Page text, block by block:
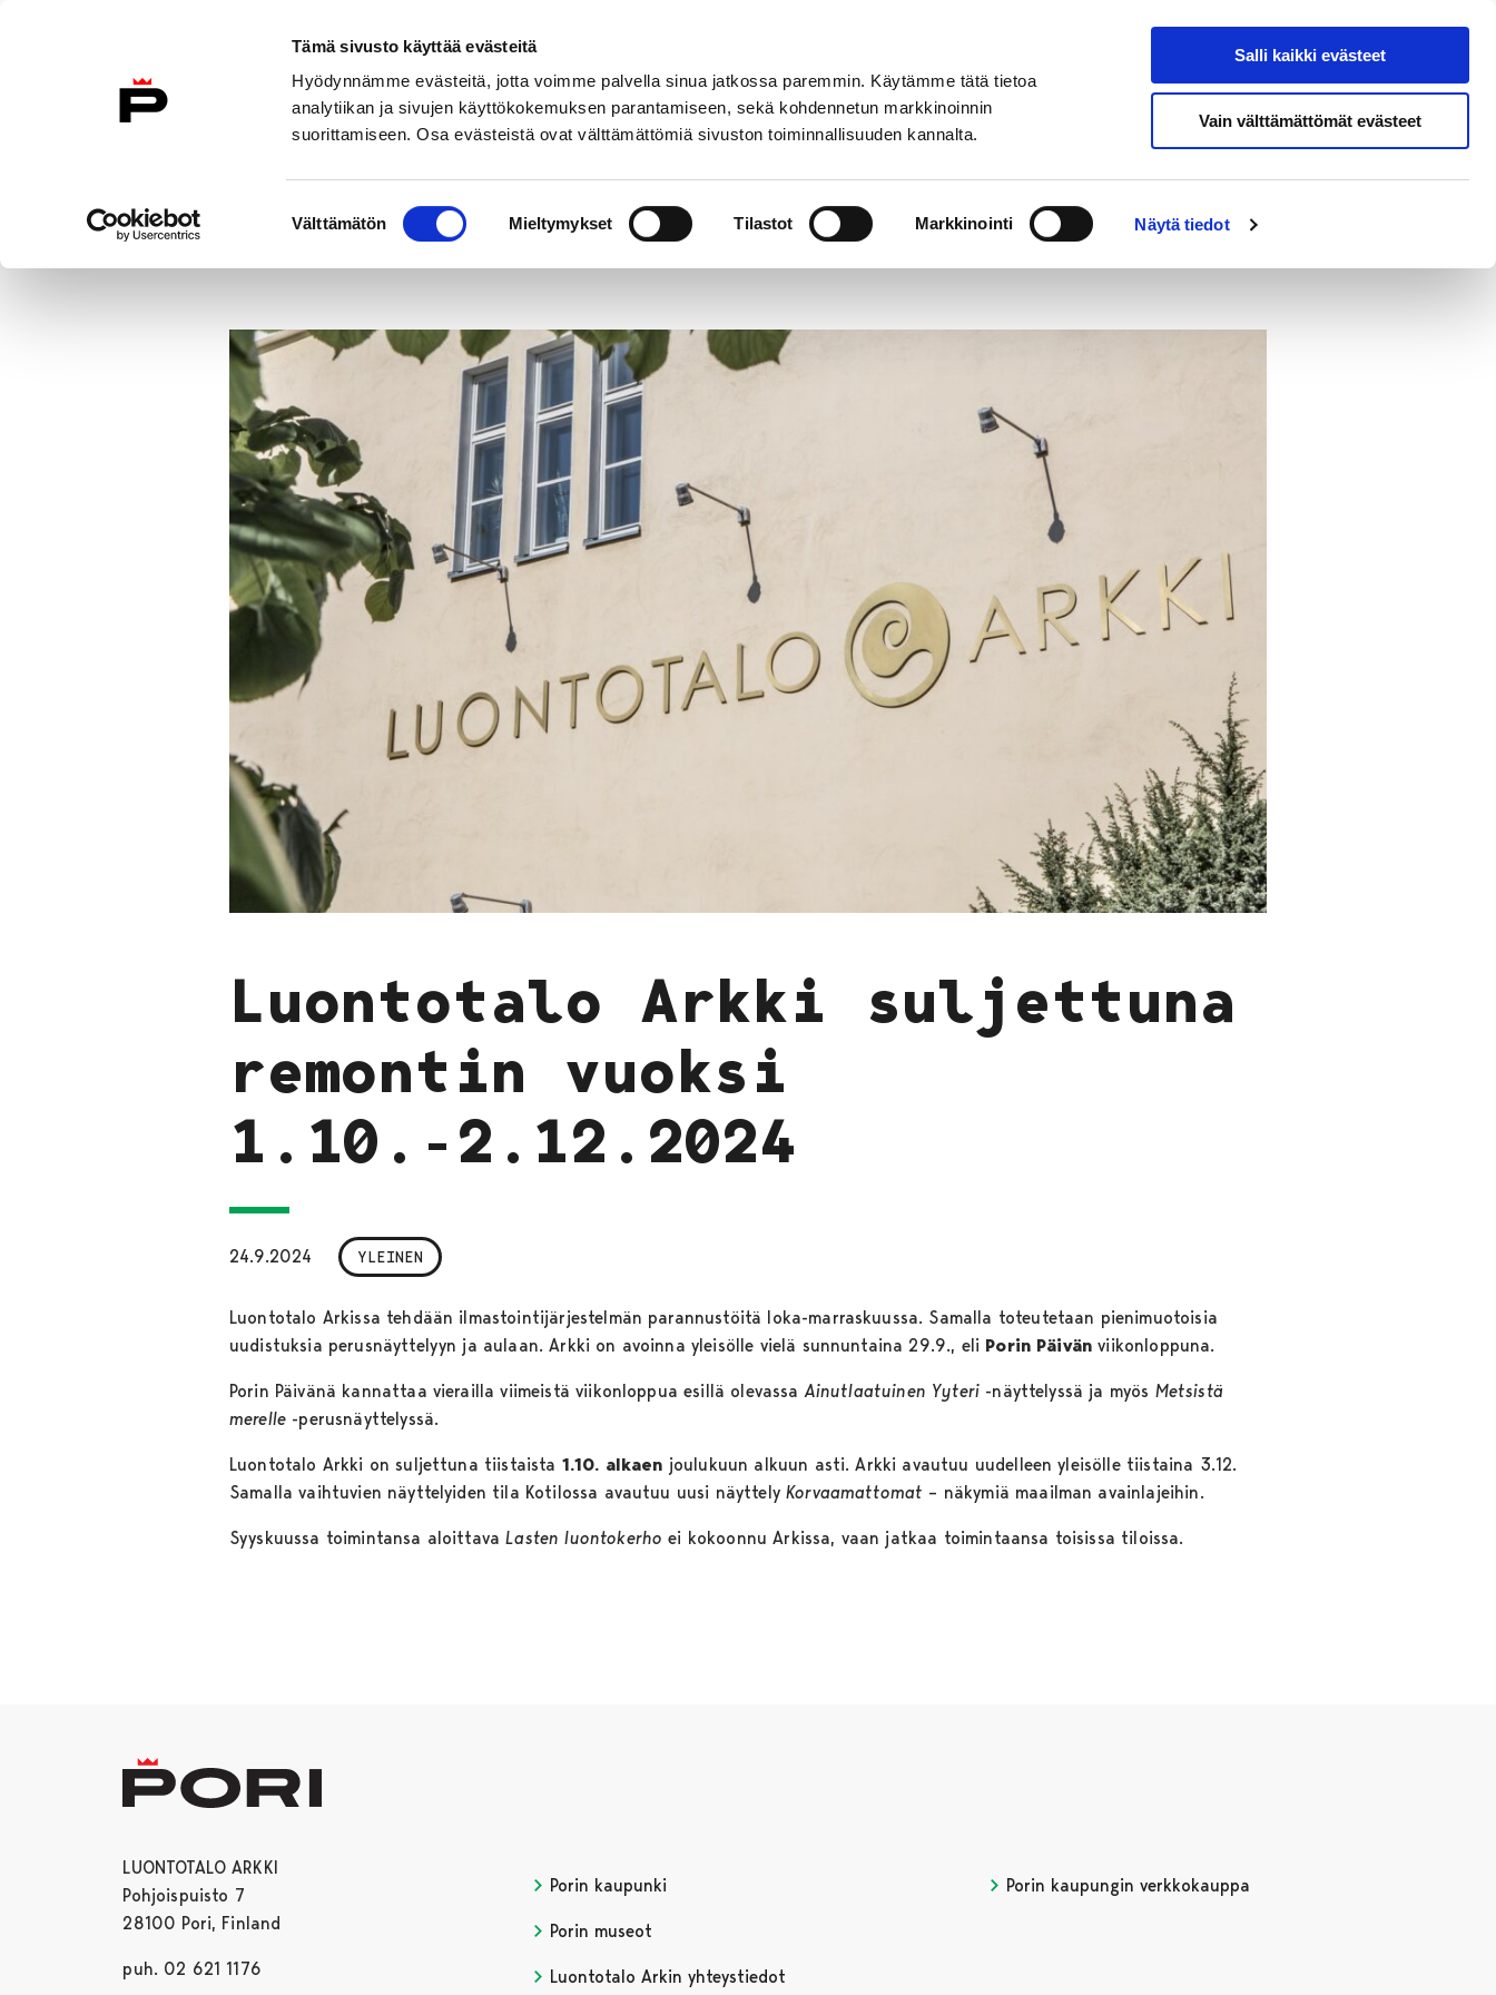
Tämä sivusto käyttää evästeitä
Hyödynnämme evästeitä, jotta voimme palvella sinua jatkossa paremmin. Käytämme tätä tietoa
analytiikan ja sivujen käyttökokemuksen parantamiseen, sekä kohdennetun markkinoinnin
suorittamiseen. Osa evästeistä ovat välttämättömiä sivuston toiminnallisuuden kannalta.
valinta
Välttämätön Mieltymykset Tilastot Markkinointi Näytä tiedot
Salli kaikki evästeet
Vain välttämättömät evästeet
Etusivulle
Hae sivustolta
Etusivu
Uutisarkisto Luontotalo Arkki suljettuna remontin vuoksi 1.10.-2.12.2024
Luontotalo Arkki suljettuna
remontin vuoksi
1.10.-2.12.2024
24.9.2024 YLEINEN
Luontotalo Arkissa tehdään ilmastointijärjestelmän parannustöitä loka-marraskuussa. Samalla toteutetaan pienimuotoisia
uudistuksia perusnäyttelyyn ja aulaan. Arkki on avoinna yleisölle vielä sunnuntaina 29.9., eli Porin Päivän viikonloppuna.
Porin Päivänä kannattaa vierailla viimeistä viikonloppua esillä olevassa Ainutlaatuinen Yyteri -näyttelyssä ja myös Metsistä
merelle -perusnäyttelyssä.
Luontotalo Arkki on suljettuna tiistaista 1.10. alkaen joulukuun alkuun asti. Arkki avautuu uudelleen yleisölle tiistaina 3.12.
Samalla vaihtuvien näyttelyiden tila Kotilossa avautuu uusi näyttelyKorvaamattomat – näkymiä maailman avainlajeihin.
Syyskuussa toimintansa aloittavaLasten luontokerhoei kokoonnu Arkissa, vaan jatkaa toimintaansa toisissa tiloissa.
LUONTOTALO ARKKI
Pohjoispuisto 7
28100 Pori, Finland
puh. 02 621 1176
Porin kaupunki
Porin museot
Luontotalo Arkin yhteystiedot
Porin kaupungin verkkokauppa